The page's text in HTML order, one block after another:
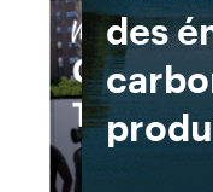
Multimédia
The
des
The
des
The